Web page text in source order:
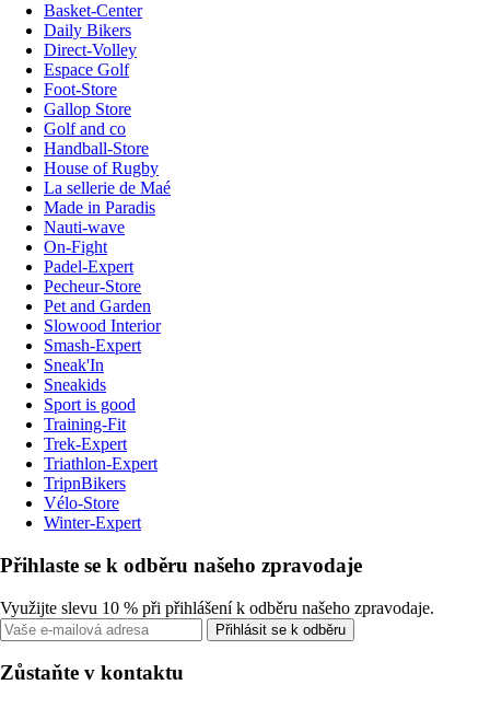
Basket-Center
Daily Bikers
Direct-Volley
Espace Golf
Foot-Store
Gallop Store
Golf and co
Handball-Store
House of Rugby
La sellerie de Maé
Made in Paradis
Nauti-wave
On-Fight
Padel-Expert
Pecheur-Store
Pet and Garden
Slowood Interior
Smash-Expert
Sneak'In
Sneakids
Sport is good
Training-Fit
Trek-Expert
Triathlon-Expert
TripnBikers
Vélo-Store
Winter-Expert
Přihlaste se k odběru našeho zpravodaje
Využijte slevu 10 % při přihlášení k odběru našeho zpravodaje.
Přihlásit se k odběru
Zůstaňte v kontaktu